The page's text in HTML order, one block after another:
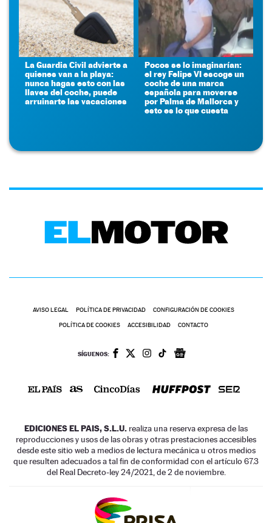
La Guardia Civil advierte a
quienes van a la playa:
nunca hagas esto con las
llaves del coche, puede
arruinarte las vacaciones
Pocos se lo imaginarían:
el rey Felipe VI escoge un
coche de una marca
española para moverse
por Palma de Mallorca y
esto es lo que cuesta
AVISO LEGAL POLÍTICA DE PRIVACIDAD CONFIGURACIÓN DE COOKIES
POLÍTICA DE COOKIES ACCESIBILIDAD CONTACTO
SÍGUENOS:
EDICIONES EL PAIS, S.L.U. realiza una reserva expresa de las
reproducciones y usos de las obras y otras prestaciones accesibles
desde este sitio web a medios de lectura mecánica u otros medios
que resulten adecuados a tal fin de conformidad con el artículo 67.3
del Real Decreto-ley 24/2021, de 2 de noviembre.